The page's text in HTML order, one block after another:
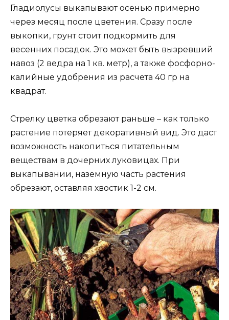
Гладиолусы выкапывают осенью примерно
через месяц после цветения. Сразу после
выкопки, грунт стоит подкормить для
весенних посадок. Это может быть вызревший
навоз (2 ведра на 1 кв. метр), а также фосфорно-
калийные удобрения из расчета 40 гр на
квадрат.
Стрелку цветка обрезают раньше – как только
растение потеряет декоративный вид. Это даст
возможность накопиться питательным
веществам в дочерних луковицах. При
выкапывании, наземную часть растения
обрезают, оставляя хвостик 1-2 см.